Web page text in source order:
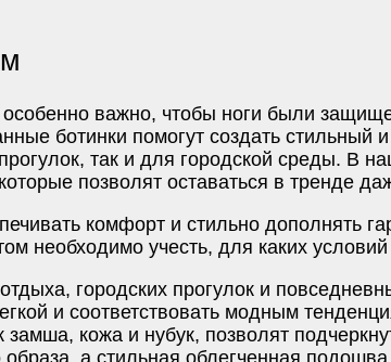
важно, чтобы ноги были
ботинки помогут создать стильный
так и для городской среды. В
позволят оставаться в тренде
комфорт и стильно дополнять
необходимо учесть, для каких
, городских прогулок и
и соответствовать модным
замша, кожа и нубук, позволят
образа, а стильная облегченная